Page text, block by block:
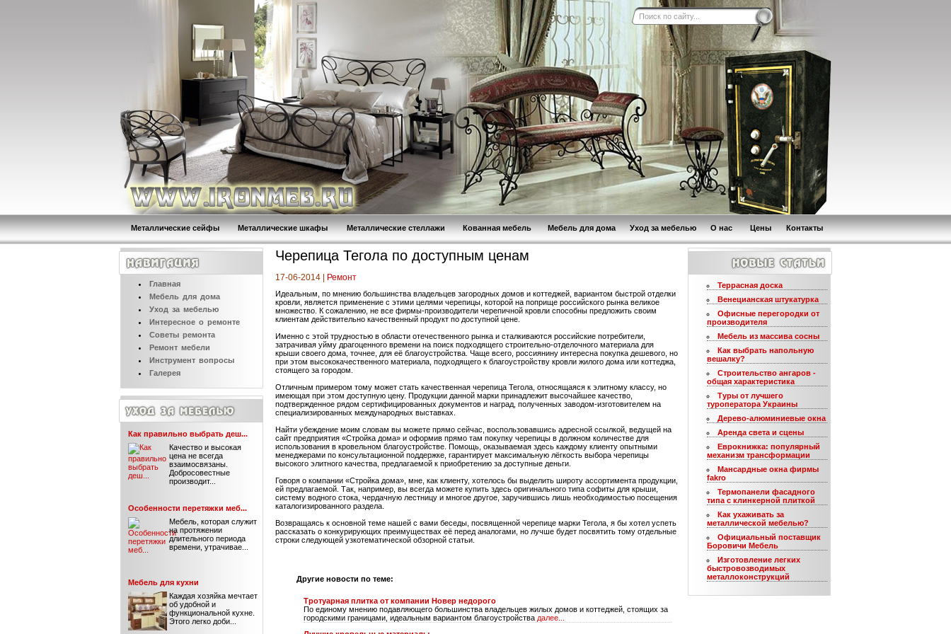
Контакты
Цены
О нас
Уход за мебелью
Мебель для дома
Кованная мебель
Металлические стеллажи
Металлические шкафы
Металлические сейфы
Террасная доска
Венецианская штукатурка
Офисные перегородки от
производителя
Мебель из массива сосны
Как выбрать напольную
вешалку?
Строительство ангаров -
общая характеристика
Туры от лучшего
туроператора Украины
Дерево-алюминиевые окна
Аренда света и сцены
Еврокнижка: популярный
механизм трансформации
Мансардные окна фирмы
fakro
Термопанели фасадного
типа с клинкерной плиткой
Как ухаживать за
металлической мебелью?
Официальный поставщик
Боровичи Мебель
Изготовление легких
быстровозводимых
металлоконструкций
Черепица Тегола по доступным ценам
17-06-2014 | Ремонт
Идеальным, по мнению большинства владельцев загородных домов и коттеджей, вариантом быстрой отделки
кровли, является применение с этими целями черепицы, которой на поприще российского рынка великое
множество. К сожалению, не все фирмы-производители черепичной кровли способны предложить своим
клиентам действительно качественный продукт по доступной цене.
Именно с этой трудностью в области отечественного рынка и сталкиваются российские потребители,
затрачивая уйму драгоценного времени на поиск подходящего строительно-отделочного материала для
крыши своего дома, точнее, для её благоустройства. Чаще всего, россиянину интересна покупка дешевого, но
при этом высококачественного материала, подходящего к благоустройству кровли жилого дома или коттеджа,
стоящего за городом.
Отличным примером тому может стать качественная черепица Тегола, относящаяся к элитному классу, но
имеющая при этом доступную цену. Продукции данной марки принадлежит высочайшее качество,
подтвержденное рядом сертифицированных документов и наград, полученных заводом-изготовителем на
специализированных международных выставках.
Найти убеждение моим словам вы можете прямо сейчас, воспользовавшись адресной ссылкой, ведущей на
сайт предприятия «Стройка дома» и оформив прямо там покупку черепицы в должном количестве для
использования в кровельном благоустройстве. Помощь, оказываемая здесь каждому клиенту опытными
менеджерами по консультационной поддержке, гарантирует максимальную лёгкость выбора черепицы
высокого элитного качества, предлагаемой к приобретению за доступные деньги.
Говоря о компании «Стройка дома», мне, как клиенту, хотелось бы выделить широту ассортимента продукции,
ей предлагаемой. Так, например, вы всегда можете купить здесь оригинального типа софиты для крыши,
систему водного стока, чердачную лестницу и многое другое, заручившись лишь необходимостью посещения
каталогизированного раздела.
Возвращаясь к основной теме нашей с вами беседы, посвященной черепице марки Тегола, я бы хотел успеть
рассказать о конкурирующих преимуществах её перед аналогами, но лучше будет посвятить тому отдельные
строки следующей узкотематической обзорной статьи.
Другие новости по теме:
Тротуарная плитка от компании Новер недорого
По единому мнению подавляющего большинства владельцев жилых домов и коттеджей, стоящих за
городскими границами, идеальным вариантом благоустройства далее...
Главная
Мебель для дома
Уход за мебелью
Интересное о ремонте
Советы ремонта
Ремонт мебели
Инструмент вопросы
Галерея
Как правильно выбрать деш...
Качество и высокая
цена не всегда
взаимосвязаны.
Добросовестные
производит...
Особенности перетяжки меб...
Мебель, которая служит
на протяжении
длительного периода
времени, утрачивае...
Мебель для кухни
Каждая хозяйка мечтает
об удобной и
функциональной кухне.
Этого легко доби...